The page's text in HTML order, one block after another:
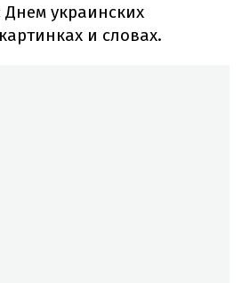
украинских
и словах.